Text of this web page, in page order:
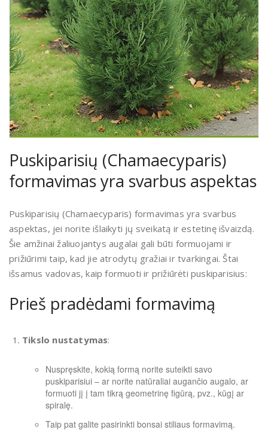
Puskiparisių (Chamaecyparis)
formavimas yra svarbus aspektas
Puskiparisių (Chamaecyparis) formavimas yra svarbus
aspektas, jei norite išlaikyti jų sveikatą ir estetinę išvaizdą.
Šie amžinai žaliuojantys augalai gali būti formuojami ir
prižiūrimi taip, kad jie atrodytų gražiai ir tvarkingai. Štai
išsamus vadovas, kaip formuoti ir prižiūrėti puskiparisius:
Prieš pradėdami formavimą
Tikslo nustatymas:
Nuspręskite, kokią formą norite suteikti savo
puskiparisiui – ar norite natūraliai augančio augalo, ar
formuoti jį į tam tikrą geometrinę figūrą, pvz., kūgį ar
spiralę.
Taip pat galite pasirinkti bonsai stiliaus formavimą.